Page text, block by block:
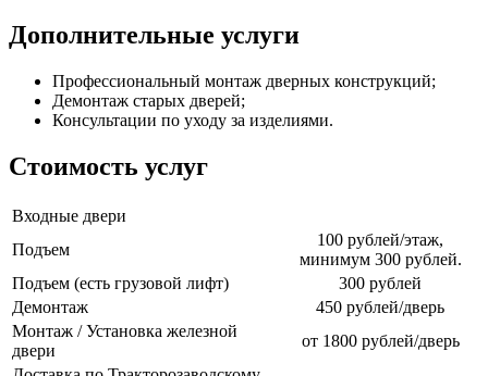
Дополнительные услуги
Профессиональный монтаж дверных конструкций;
Демонтаж старых дверей;
Консультации по уходу за изделиями.
Стоимость услуг
Входные двери
Подъем
100 рублей/этаж,
минимум 300 рублей.
Подъем (есть грузовой лифт)
300 рублей
Демонтаж
450 рублей/дверь
Монтаж / Установка железной
двери
от 1800 рублей/дверь